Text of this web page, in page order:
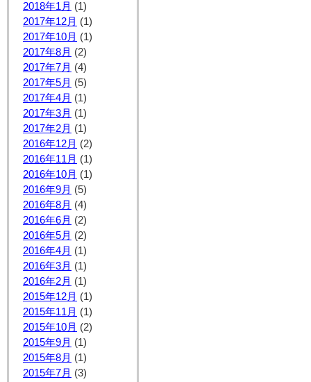
2018年1月 (1)
2017年12月 (1)
2017年10月 (1)
2017年8月 (2)
2017年7月 (4)
2017年5月 (5)
2017年4月 (1)
2017年3月 (1)
2017年2月 (1)
2016年12月 (2)
2016年11月 (1)
2016年10月 (1)
2016年9月 (5)
2016年8月 (4)
2016年6月 (2)
2016年5月 (2)
2016年4月 (1)
2016年3月 (1)
2016年2月 (1)
2015年12月 (1)
2015年11月 (1)
2015年10月 (2)
2015年9月 (1)
2015年8月 (1)
2015年7月 (3)